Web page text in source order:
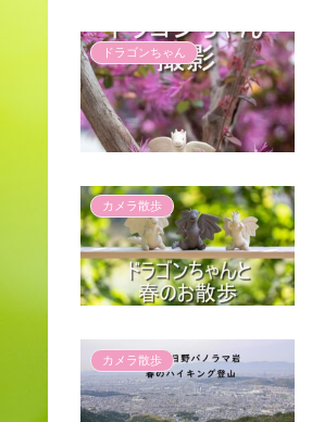
ドラゴンちゃん
カメラ散歩
カメラ散歩